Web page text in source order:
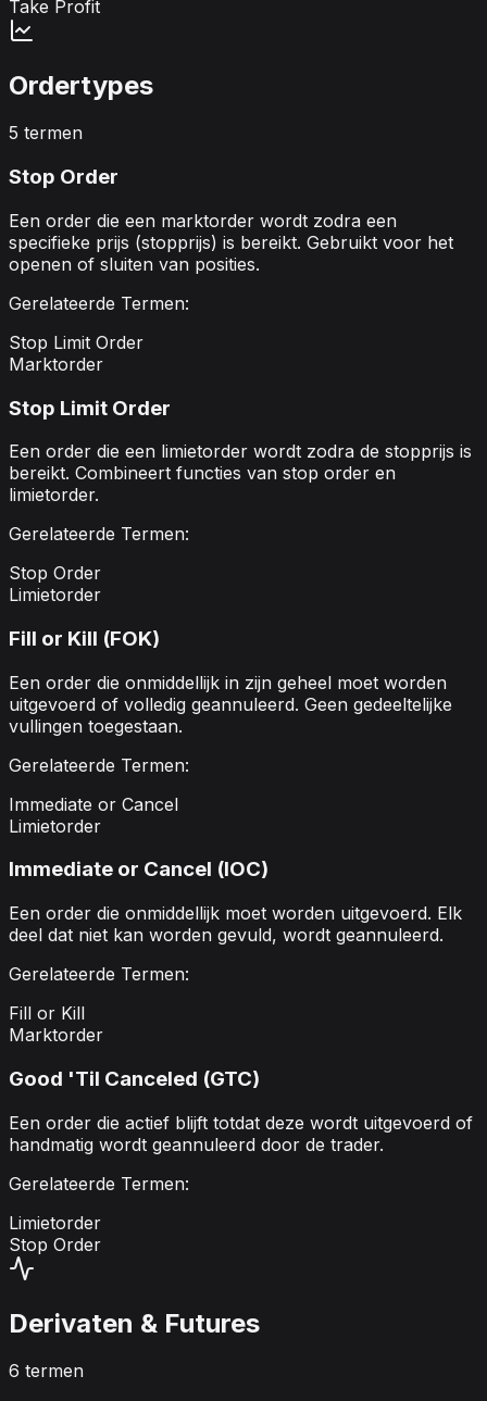
Take Profit
Ordertypes
5 termen
Stop Order
Een order die een marktorder wordt zodra een
specifieke prijs (stopprijs) is bereikt. Gebruikt voor het
openen of sluiten van posities.
Gerelateerde Termen:
Stop Limit Order
Marktorder
Stop Limit Order
Een order die een limietorder wordt zodra de stopprijs is
bereikt. Combineert functies van stop order en
limietorder.
Gerelateerde Termen:
Stop Order
Limietorder
Fill or Kill (FOK)
Een order die onmiddellijk in zijn geheel moet worden
uitgevoerd of volledig geannuleerd. Geen gedeeltelijke
vullingen toegestaan.
Gerelateerde Termen:
Immediate or Cancel
Limietorder
Immediate or Cancel (IOC)
Een order die onmiddellijk moet worden uitgevoerd. Elk
deel dat niet kan worden gevuld, wordt geannuleerd.
Gerelateerde Termen:
Fill or Kill
Marktorder
Good 'Til Canceled (GTC)
Een order die actief blijft totdat deze wordt uitgevoerd of
handmatig wordt geannuleerd door de trader.
Gerelateerde Termen:
Limietorder
Stop Order
Derivaten & Futures
6 termen